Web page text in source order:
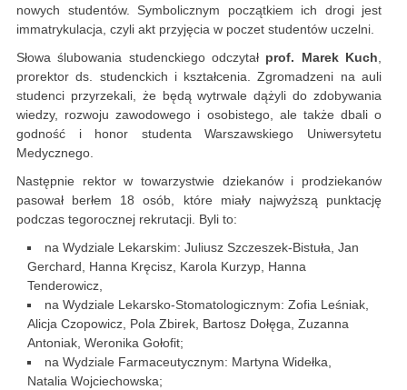
nowych studentów. Symbolicznym początkiem ich drogi jest
immatrykulacja, czyli akt przyjęcia w poczet studentów uczelni.
Słowa ślubowania studenckiego odczytał prof. Marek Kuch
prorektor ds. studenckich i kształcenia. Zgromadzeni na auli
studenci przyrzekali, że będą wytrwale dążyli do zdobywania
wiedzy, rozwoju zawodowego i osobistego, ale także dbali o
godność i honor studenta Warszawskiego Uniwersytetu
Medycznego.
Następnie rektor w towarzystwie dziekanów i prodziekanów
pasował berłem 18 osób, które miały najwyższą punktację
podczas tegorocznej rekrutacji. Byli to:
na Wydziale Lekarskim: Juliusz Szczeszek-Bistuła, Jan
Gerchard, Hanna Kręcisz, Karola Kurzyp, Hanna
Tenderowicz,
na Wydziale Lekarsko-Stomatologicznym: Zofia Leśniak,
Alicja Czopowicz, Pola Zbirek, Bartosz Dołęga, Zuzanna
Antoniak, Weronika Gołofit;
na Wydziale Farmaceutycznym: Martyna Widełka,
Natalia Wojciechowska;